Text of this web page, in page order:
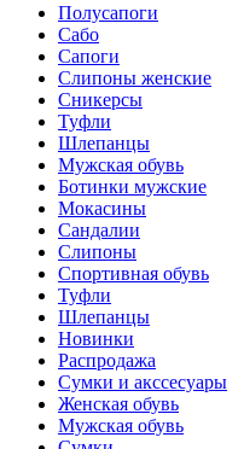
Полусапоги
Сабо
Сапоги
Слипоны женские
Сникерсы
Туфли
Шлепанцы
Мужская обувь
Ботинки мужские
Мокасины
Сандалии
Слипоны
Спортивная обувь
Туфли
Шлепанцы
Новинки
Распродажа
Сумки и акссесуары
Женская обувь
Мужская обувь